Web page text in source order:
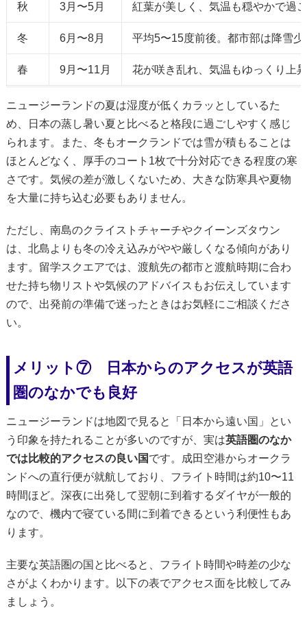
秋 3月〜5月 紅葉が美しく、気温も穏やかで過
冬 6月〜8月 平均5〜15度前後。都市部は降雪少
春 9月〜11月 花が咲き乱れ、気温もゆっくり上
ニュージーランドの夏は湿度が低くカラッとしているた
め、日本の蒸し暑い夏と比べると格段に過ごしやすく感じ
られます。また、冬もオークランドでは雪が積もることは
ほとんどなく、厚手のコート1枚で十分対応できる程度の寒
さです。気候の差が激しくないため、大きな防寒具や夏物
を大量に持ち込む必要もありません。
ただし、南島のクライストチャーチやクイーンズタウン
は、北島よりも冬の冷え込みがやや厳しくなる傾向があり
ます。留学スクエアでは、渡航先の都市と渡航時期に合わ
せた持ち物リストや気候のアドバイスもお伝えしています
ので、出発前の準備で迷ったときはお気軽にご相談くださ
い。
メリット⑦ 日本からのアクセスが英語
圏のなかでも良好
ニュージーランドは地図で見ると「日本から遠い国」とい
う印象を持たれることが多いのですが、実は英語圏のなか
では比較的アクセスの良い国です。成田空港からオークラ
ンドへの直行便が就航しており、フライト時間は約10〜11
時間ほど。深夜に出発して翌朝に到着するダイヤが一般的
なので、機内で寝ている間に到着できるという利便性もあ
ります。
主要な英語圏の国と比べると、フライト時間や時差の少な
さがよくわかります。以下の表でアクセス面を比較してみ
ましょう。